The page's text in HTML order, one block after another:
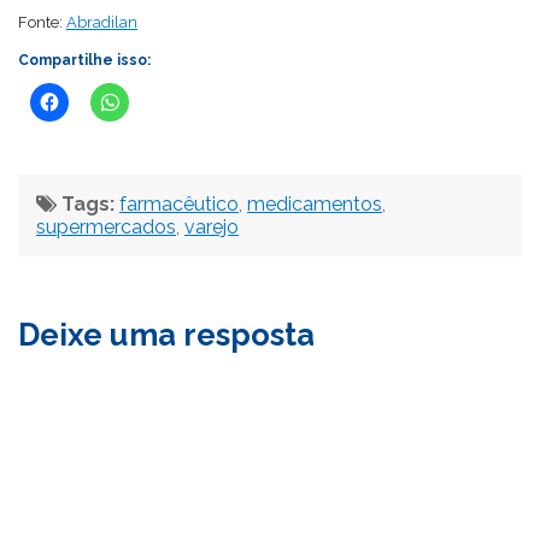
Fonte: Abradilan
Compartilhe isso:
Tags: farmacêutico, medicamentos,
supermercados, varejo
Deixe uma resposta